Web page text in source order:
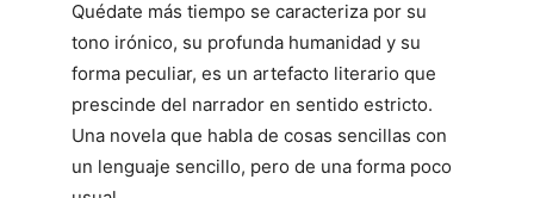
Quédate más tiempo se caracteriza por su
tono irónico, su profunda humanidad y su
forma peculiar, es un artefacto literario que
prescinde del narrador en sentido estricto.
Una novela que habla de cosas sencillas con
un lenguaje sencillo, pero de una forma poco